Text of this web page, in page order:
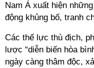
Nam Á xuất hiện
động khủng bố, tranh
Các thế lực thù địch,
lược “diễn biến hòa
ngày càng thâm độc,